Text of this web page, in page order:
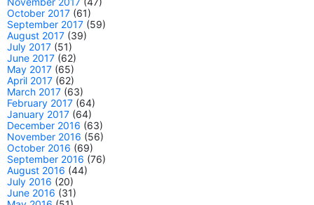
October 2017 (61)
September 2017 (59)
August 2017 (39)
July 2017 (51)
June 2017 (62)
May 2017 (65)
April 2017 (62)
March 2017 (63)
February 2017 (64)
January 2017 (64)
December 2016 (63)
November 2016 (56)
October 2016 (69)
September 2016 (76)
August 2016 (44)
July 2016 (20)
June 2016 (31)